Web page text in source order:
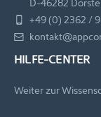
D-46282
+49 (0) 2362 /
HILFE-CENTER
Weiter zur